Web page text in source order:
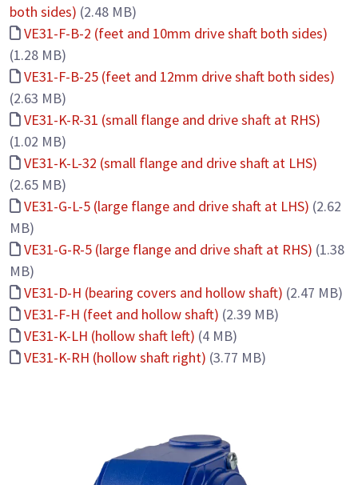
both sides) (2.48 MB)
VE31-F-B-2 (feet and 10mm drive shaft both sides)
(1.28 MB)
VE31-F-B-25 (feet and 12mm drive shaft both sides)
(2.63 MB)
VE31-K-R-31 (small flange and drive shaft at RHS)
(1.02 MB)
VE31-K-L-32 (small flange and drive shaft at LHS)
(2.65 MB)
VE31-G-L-5 (large flange and drive shaft at LHS) (2.62
MB)
VE31-G-R-5 (large flange and drive shaft at RHS) (1.38
MB)
VE31-D-H (bearing covers and hollow shaft) (2.47 MB)
VE31-F-H (feet and hollow shaft) (2.39 MB)
VE31-K-LH (hollow shaft left) (4 MB)
VE31-K-RH (hollow shaft right) (3.77 MB)